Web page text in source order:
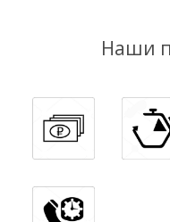
Наши